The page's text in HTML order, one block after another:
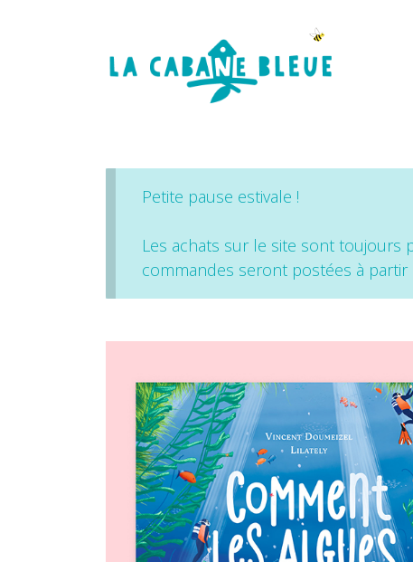
Petite pause estivale !
Les achats sur le site sont toujours
commandes seront postées à partir